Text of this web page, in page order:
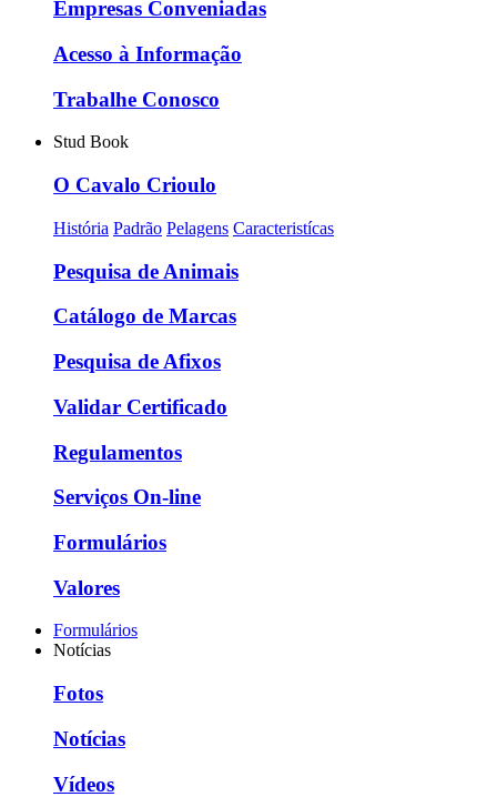
Empresas Conveniadas
Acesso à Informação
Trabalhe Conosco
Stud Book
O Cavalo Crioulo
História Padrão Pelagens Caracteristícas
Pesquisa de Animais
Catálogo de Marcas
Pesquisa de Afixos
Validar Certificado
Regulamentos
Serviços On-line
Formulários
Valores
Formulários
Notícias
Fotos
Notícias
Vídeos